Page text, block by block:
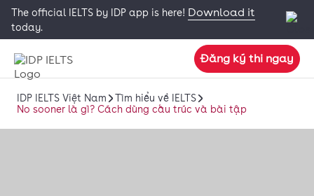
The official IELTS by IDP app is here! Download it
today.
Đăng ký thi ngay
IDP IELTS Việt Nam
Tìm hiểu về IELTS
No sooner là gì? Cách dùng cấu trúc và bài tập